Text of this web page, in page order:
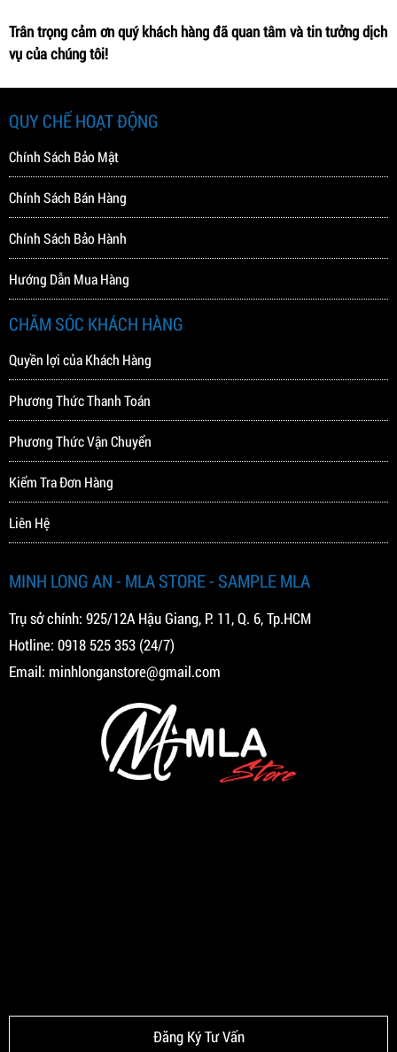
Trân trọng cảm ơn quý khách hàng đã quan tâm và tin tưởng dịch
vụ của chúng tôi!
QUY CHẾ HOẠT ĐỘNG
Chính Sách Bảo Mật
Chính Sách Bán Hàng
Chính Sách Bảo Hành
Hướng Dẫn Mua Hàng
CHĂM SÓC KHÁCH HÀNG
Quyền lợi của Khách Hàng
Phương Thức Thanh Toán
Phương Thức Vận Chuyển
Kiểm Tra Đơn Hàng
Liên Hệ
MINH LONG AN - MLA STORE - SAMPLE MLA
Trụ sở chính: 925/12A Hậu Giang, P. 11, Q. 6, Tp.HCM
Hotline: 0918 525 353 (24/7)
Email: minhlonganstore@gmail.com
Đăng Ký Tư Vấn